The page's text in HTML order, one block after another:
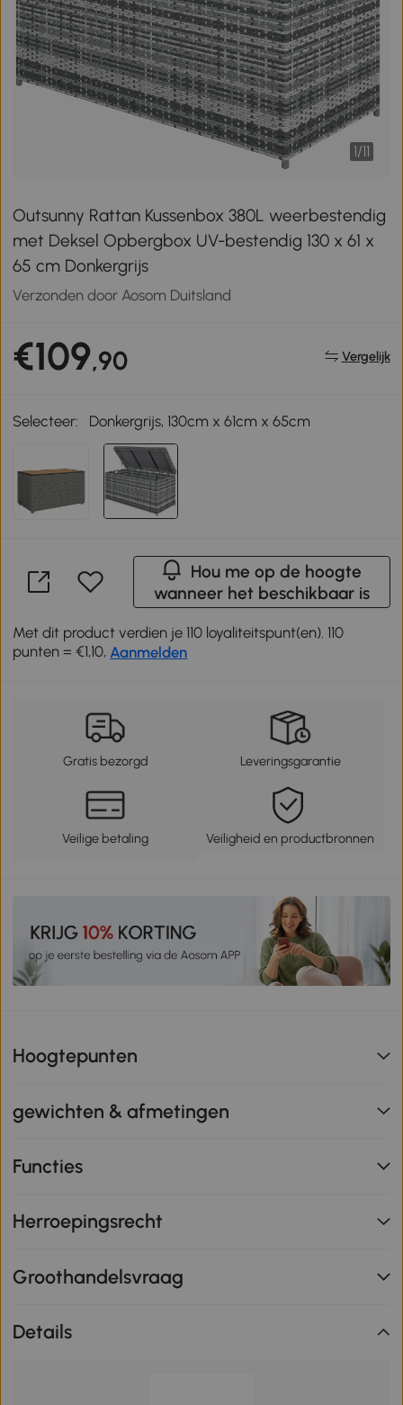
1/11
Outsunny Rattan Kussenbox 380L weerbestendig
met Deksel Opbergbox UV-bestendig 130 x 61 x
65 cm Donkergrijs
Verzonden door Aosom Duitsland
€109,90 Vergelijk
Selecteer: Donkergrijs, 130cm x 61cm x 65cm
Hou me op de hoogte
wanneer het beschikbaar is
Met dit product verdien je 110 loyaliteitspunt(en). 110
punten = €1,10, Aanmelden
Gratis bezorgd Leveringsgarantie
Veilige betaling Veiligheid en productbronnen
Hoogtepunten
gewichten & afmetingen
Functies
Herroepingsrecht
Groothandelsvraag
Details